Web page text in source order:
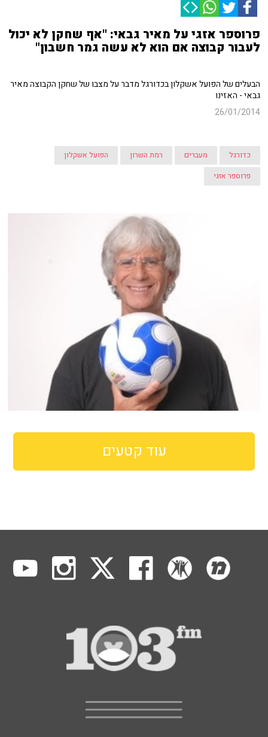
פרוספר אזגי על מאיר גבאי: "אף שחקן לא יכול
לעבור קבוצה אם הוא לא עשה גמר חשבון"
הבעלים של הפועל אשקלון בכדורגל מדבר על מצבו של שחקן הקבוצה מאיר
גבאי - האזינו
26/01/2014
כדורגל מעברים רמת השרון
הפועל אשקלון
פרוספר אזגי
עוד קטעים